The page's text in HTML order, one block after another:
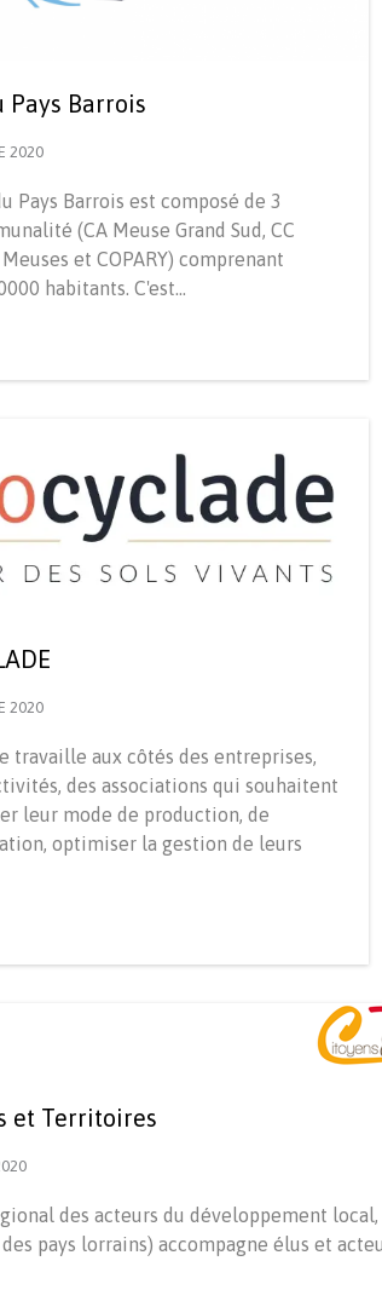
Pays Barrois
2020
Pays Barrois est composé de 3
(CA Meuse Grand Sud, CC
et COPARY) comprenant
habitants. C'est…
2020
travaille aux côtés des entreprises,
des associations qui souhaitent
leur mode de production, de
optimiser la gestion de leurs
et Territoires
des acteurs du développement
pays lorrains) accompagne élus et